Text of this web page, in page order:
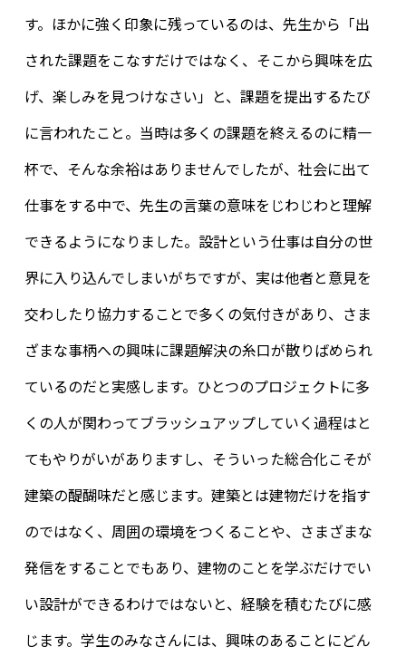
す。ほかに強く印象に残っているのは、先生から「出
された課題をこなすだけではなく、そこから興味を広
げ、楽しみを見つけなさい」と、課題を提出するたび
に言われたこと。当時は多くの課題を終えるのに精一
杯で、そんな余裕はありませんでしたが、社会に出て
仕事をする中で、先生の言葉の意味をじわじわと理解
できるようになりました。設計という仕事は自分の世
界に入り込んでしまいがちですが、実は他者と意見を
交わしたり協力することで多くの気付きがあり、さま
ざまな事柄への興味に課題解決の糸口が散りばめられ
ているのだと実感します。ひとつのプロジェクトに多
くの人が関わってブラッシュアップしていく過程はと
てもやりがいがありますし、そういった総合化こそが
建築の醍醐味だと感じます。建築とは建物だけを指す
のではなく、周囲の環境をつくることや、さまざまな
発信をすることでもあり、建物のことを学ぶだけでい
い設計ができるわけではないと、経験を積むたびに感
じます。学生のみなさんには、興味のあることにどん